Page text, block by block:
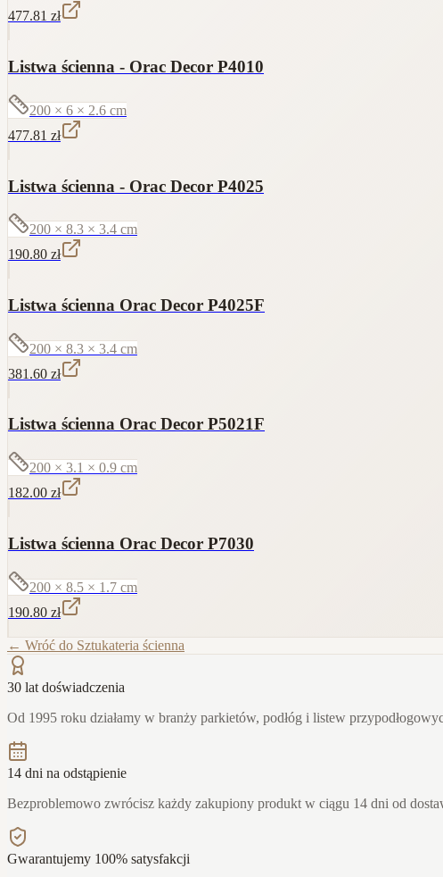
477.81 zł
Listwa ścienna - Orac Decor P4010
200 × 6 × 2.6 cm
477.81 zł
Listwa ścienna - Orac Decor P4025
200 × 8.3 × 3.4 cm
190.80 zł
Listwa ścienna Orac Decor P4025F
200 × 8.3 × 3.4 cm
381.60 zł
Listwa ścienna Orac Decor P5021F
200 × 3.1 × 0.9 cm
182.00 zł
Listwa ścienna Orac Decor P7030
200 × 8.5 × 1.7 cm
190.80 zł
← Wróć do Sztukateria ścienna
30 lat doświadczenia
Od 1995 roku działamy w branży parkietów, podłóg i listew
14 dni na odstąpienie
Bezproblemowo zwrócisz każdy zakupiony produkt w ciągu 14 dni od
Gwarantujemy 100% satysfakcji